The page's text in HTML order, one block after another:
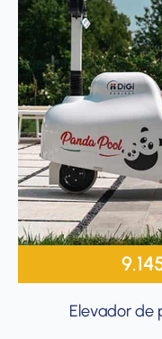
Elevador de